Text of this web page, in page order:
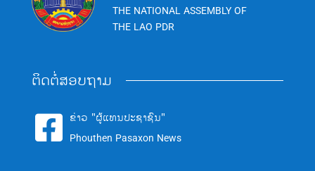
THE NATIONAL ASSEMBLY OF
THE LAO PDR
ຕິດຕໍ່ສອບຖາມ
 ຂ່າວ "ຜູ້ແທນປະຊາຊົນ"
Phouthen Pasaxon News